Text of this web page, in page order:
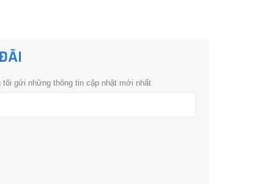
tôi gửi những thông tin cập nhật mới nhất